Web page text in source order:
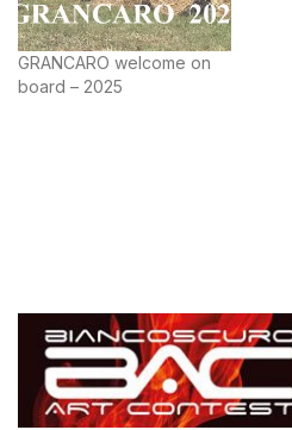
GRANCARO welcome on
board – 2025